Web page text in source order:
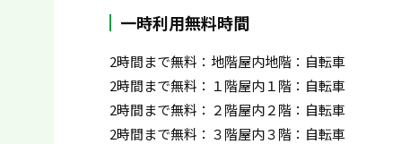
一時利用無料時間
2時間まで無料：地階屋内地階：自転車
2時間まで無料：１階屋内１階：自転車
2時間まで無料：２階屋内２階：自転車
2時間まで無料：３階屋内３階：自転車